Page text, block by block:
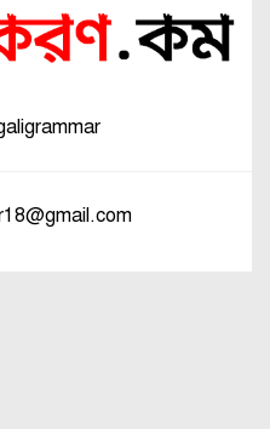
শেষে প্রত্যয় যোগে লিঙ্গ